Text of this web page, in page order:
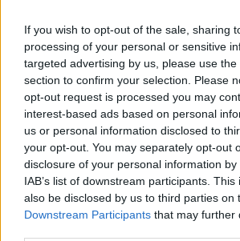
If you wish to opt-out of the sale, sharing
processing of your personal or sensitive
targeted advertising by us, please use
section to confirm your selection. Please
opt-out request is processed you may
interest-based ads based on personal
us or personal information disclosed to
your opt-out. You may separately opt-out
disclosure of your personal information
IAB’s list of downstream participants.
also be disclosed by us to third parties on
Downstream Participants that may further
2026. augusztus 09., vasárnap